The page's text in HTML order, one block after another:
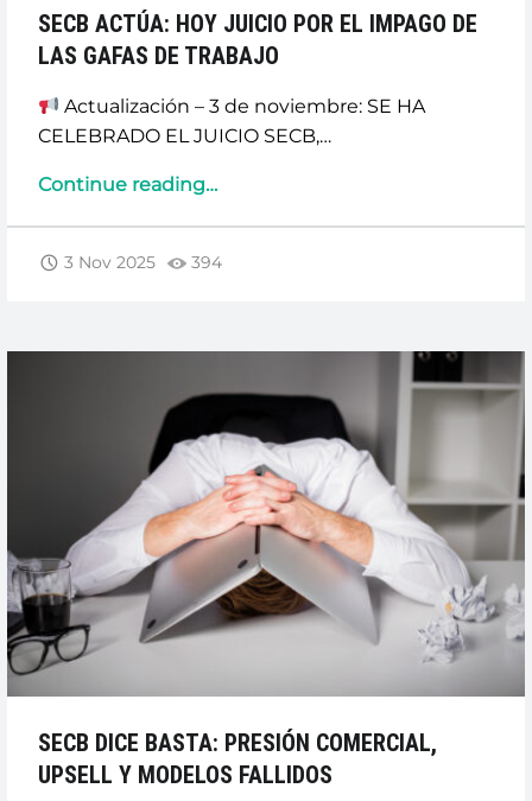
SECB ACTÚA: HOY JUICIO POR EL IMPAGO DE
LAS GAFAS DE TRABAJO
Actualización – 3 de noviembre: SE HA
CELEBRADO EL JUICIO SECB,…
Continue reading“SECB
JUICIO
DE
GAFAS
DE
TRABAJO”
…
3 Nov 2025 394
SECB DICE BASTA: PRESIÓN COMERCIAL,
UPSELL Y MODELOS FALLIDOS